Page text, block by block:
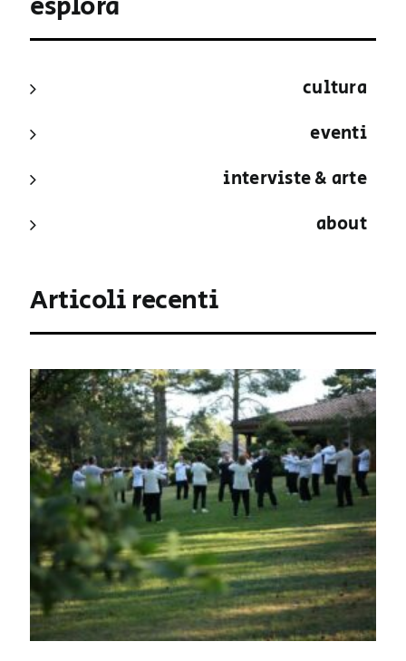
cultura
eventi
interviste & arte
about
Articoli recenti